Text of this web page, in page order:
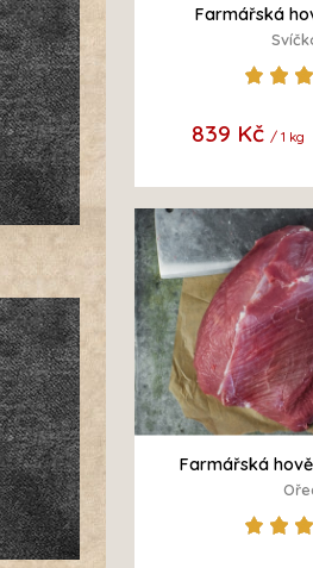
Farmářská
839 Kč / 1 kg
Farmářská